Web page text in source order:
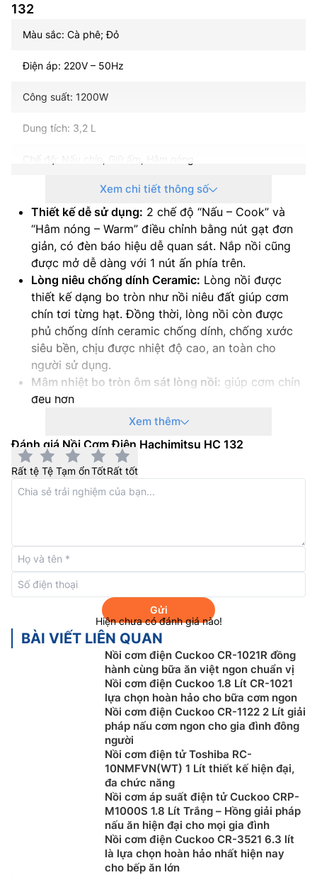
132
Màu sắc: Cà phê; Đỏ
Điện áp: 220V – 50Hz
Công suất: 1200W
Dung tích: 3,2 L
Chế độ: Nấu chín, Giữ ấm, Hâm nóng
Loại nồi: Nắp liền, 2 vung có thể tháo rời
Chất liệu vỏ nồi: Inox
Chất liệu lòng nồi: Ceramic – chống dính
Bảng điều khiển: Nút gạt
Dây điện: Dây rời
Phụ kiện: Xửng hấp – Cốc đong gạo – Muỗng xới cơm
Trọng lượng: 3,65Kg
Xem chi tiết thông số
Thiết kế dễ sử dụng: 2 chế độ “Nấu – Cook” và
“Hâm nóng – Warm” điều chỉnh bằng nút gạt đơn
giản, có đèn báo hiệu dễ quan sát. Nắp nồi cũng
được mở dễ dàng với 1 nút ấn phía trên.
Lòng niêu chống dính Ceramic: Lòng nồi được
thiết kế dạng bo tròn như nồi niêu đất giúp cơm
chín tơi từng hạt. Đồng thời, lòng nồi còn được
phủ chống dính ceramic chống dính, chống xước
siêu bền, chịu được nhiệt độ cao, an toàn cho
người sử dụng.
Mâm nhiệt bo tròn ôm sát lòng nồi: giúp cơm chín
đều hơn
Xem thêm
Đánh giá Nồi Cơm Điện Hachimitsu HC 132
Rất tệ Tệ Tạm ổnTốtRất tốt
Gửi
Hiện chưa có đánh giá nào!
BÀI VIẾT LIÊN QUAN
Nồi cơm điện Cuckoo CR-1021R đồng
hành cùng bữa ăn việt ngon chuẩn vị
Nồi cơm điện Cuckoo 1.8 Lít CR-1021
lựa chọn hoàn hảo cho bữa cơm ngon
Nồi cơm điện Cuckoo CR-1122 2 Lít giải
pháp nấu cơm ngon cho gia đình đông
người
Nồi cơm điện tử Toshiba RC-
10NMFVN(WT) 1 Lít thiết kế hiện đại,
đa chức năng
Nồi cơm áp suất điện tử Cuckoo CRP-
M1000S 1.8 Lít Trắng – Hồng giải pháp
nấu ăn hiện đại cho mọi gia đình
Nồi cơm điện Cuckoo CR-3521 6.3 lít
là lựa chọn hoàn hảo nhất hiện nay
cho bếp ăn lớn